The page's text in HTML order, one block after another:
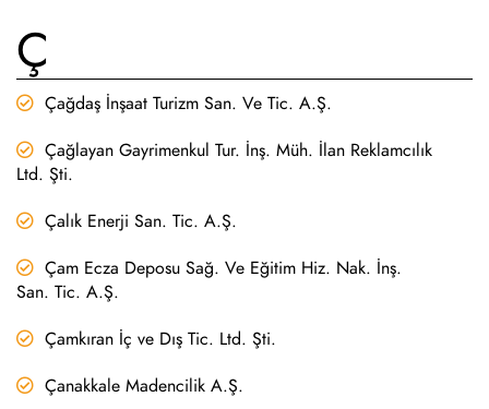
Ç
Çağdaş İnşaat Turizm San. Ve Tic. A.Ş.
Çağlayan Gayrimenkul Tur. İnş. Müh. İlan Reklamcılık
Ltd. Şti.
Çalık Enerji San. Tic. A.Ş.
Çam Ecza Deposu Sağ. Ve Eğitim Hiz. Nak. İnş.
San. Tic. A.Ş.
Çamkıran İç ve Dış Tic. Ltd. Şti.
Çanakkale Madencilik A.Ş.